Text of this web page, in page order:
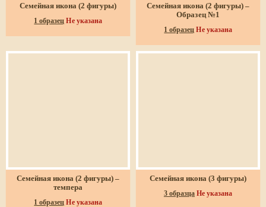
Семейная икона (2 фигуры)
1 образец Не указана
Семейная икона (2 фигуры) –
Образец №1
1 образец Не указана
Семейная икона (2 фигуры) –
темпера
1 образец Не указана
Семейная икона (3 фигуры)
3 образца Не указана